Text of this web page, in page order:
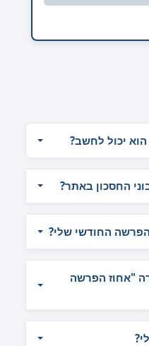
יכול לחשב?
החסכון באתר?
החודשי שלי?
"אחוז הפרשה